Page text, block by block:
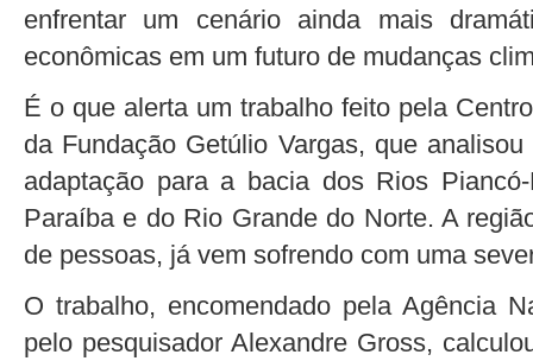
enfrentar um cenário ainda mais
econômicas em um futuro de mudanças
É o que alerta um trabalho feito pela
da Fundação Getúlio Vargas, que
adaptação para a bacia dos Rios
Paraíba e do Rio Grande do Norte. A
de pessoas, já vem sofrendo com uma
O trabalho, encomendado pela Agência
pelo pesquisador Alexandre Gross,